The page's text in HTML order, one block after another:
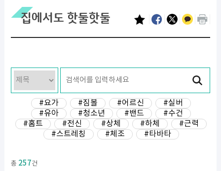
집에서도 핫둘핫둘
#요가 #짐볼 #어르신
#실버
#유아
#청소년 #밴드
#수건
#홈트
#전신 #상체 #하체
#근력
#스트레칭
#체조 #타바타
총 257건